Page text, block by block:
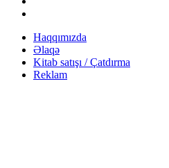
Haqqımızda
Əlaqə
Kitab satışı / Çatdırma
Reklam